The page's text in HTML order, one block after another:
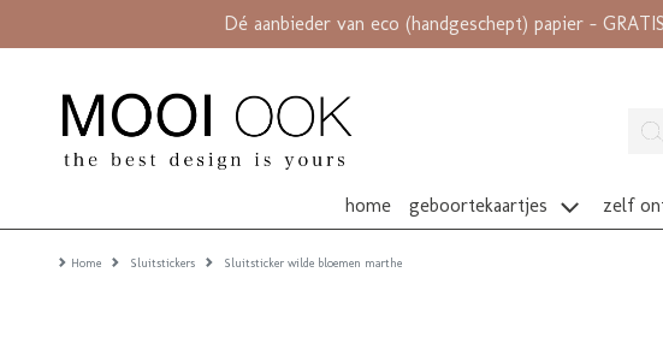
Dé aanbieder van eco (handgeschept) papier -
home geboortekaartjes zelf
Home Sluitstickers Sluitsticker wilde bloemen marthe